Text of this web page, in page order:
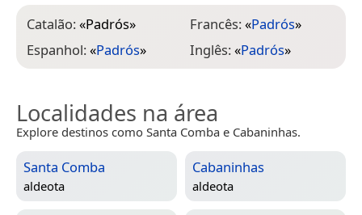
Catalão:«Padrós»
Espanhol:«Padrós»
Francês:«Padrós»
Inglês:«Padrós»
Localidades na área
Explore destinos como Santa Comba e Cabaninhas.
Santa Comba
aldeota
Cabaninhas
aldeota